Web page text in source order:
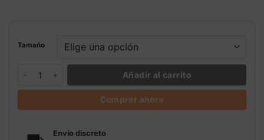
Tamaño
Añadir al carrito
Comprar ahora
Envío discreto